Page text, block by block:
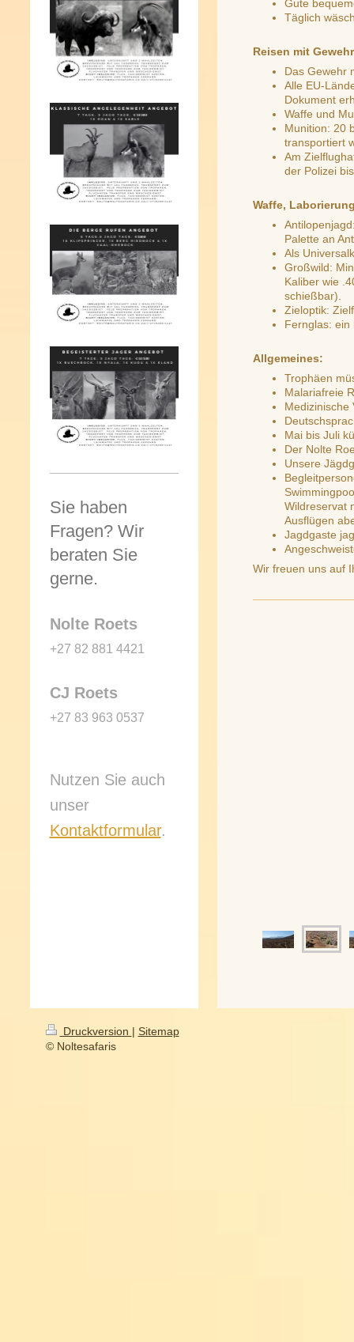
Gute
Täglich
Reisen mit Gewehr
Das Gewehr
Alle EU-
Dokument
Waffe und
Munition: 20
transportiert
Am
der Polizei
Waffe,
Palette an
Als
Großwild:
Kaliber wie
schießbar).
Zieloptik:
Fernglas: ein
Allgemeines:
Trophäen
Malariafreie
Medizinische
Mai bis Juli
Der Nolte
Unsere
Wildreservat
Ausflügen
Jagdgaste
Wir freuen uns auf
Sie haben
Fragen? Wir
beraten Sie
gerne.
Nolte Roets
+27 82 881 4421
CJ Roets
+27 83 963 0537
Nutzen Sie auch
unser
Kontaktformular.
Druckversion | Sitemap
© Noltesafaris